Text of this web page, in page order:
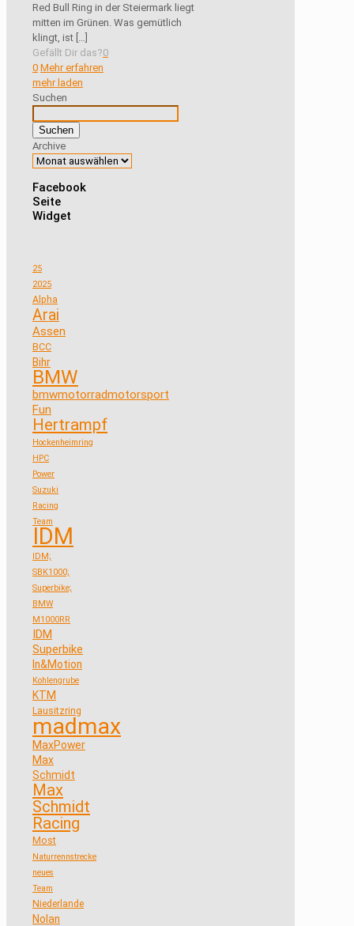
Red Bull Ring in der Steiermark liegt
mitten im Grünen. Was gemütlich
klingt, ist […]
Gefällt Dir das?0
0 Mehr erfahren
mehr laden
Suchen
Suchen
Archive
Facebook
Seite
Widget
25
2025
Alpha
Arai
Assen
BCC
Bihr
BMW
bmwmotorradmotorsport
Fun
Hertrampf
Hockenheimring
HPC
Power
Suzuki
Racing
Team
IDM
IDM;
SBK1000;
Superbike;
BMW
M1000RR
IDM
Superbike
In&Motion
Kohlengrube
KTM
Lausitzring
madmax
MaxPower
Max
Schmidt
Max
Schmidt
Racing
Most
Naturrennstrecke
neues
Team
Niederlande
Nolan